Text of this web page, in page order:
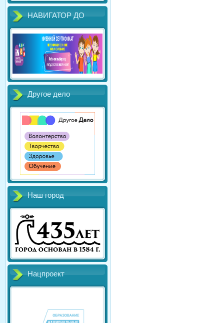
НАВИГАТОР ДО
Другое дело
Наш город
Нацпроект